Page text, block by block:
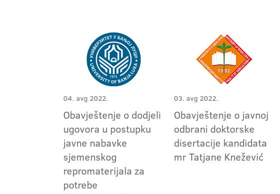
04. avg 2022.
Obavještenje o dodjeli
ugovora u postupku
javne nabavke
sjemenskog
repromaterijala za
potrebe
03. avg 2022.
Obavještenje o javnoj
odbrani doktorske
disertacije kandidata
mr Tatjane Knežević